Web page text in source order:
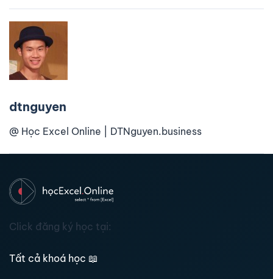
dtnguyen
@ Học Excel Online | DTNguyen.business
Click đăng ký học tại:
Tất cả khoá học 📖